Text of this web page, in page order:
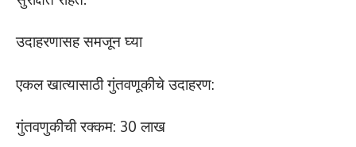
उदाहरणासह समजून घ्या
एकल खात्यासाठी गुंतवणूकीचे उदाहरण:
गुंतवणुकीची रक्कम: 30 लाख